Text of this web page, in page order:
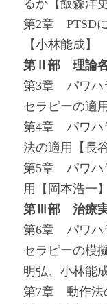
るか【飯森洋史
第2章 PTSD
【小林能成】
第Ⅱ部 理論
第3章 パワハ
セラピーの適
第4章 パワハ
法の適用【長
第5章 パワハ
用【岡本浩一】
第Ⅲ部 治療
第6章 パワハ
セラピーの模
明弘、小林能成
第7章 動作法